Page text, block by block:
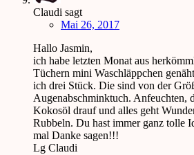
Claudi sagt
Mai 26, 2017
Hallo Jasmin,
ich habe letzten Monat aus
Tüchern mini Waschläppchen
ich drei Stück. Die sind von der
Augenabschminktuch. Anfeuchten,
Kokosöl drauf und alles geht
Rubbeln. Du hast immer ganz tolle
mal Danke sagen!!!
Lg Claudi